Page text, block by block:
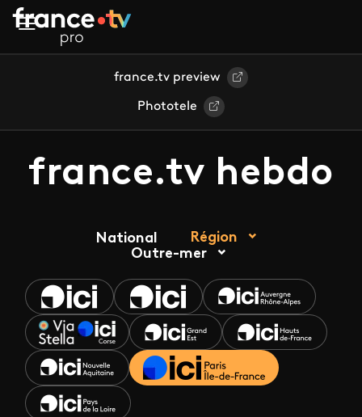
Aller au contenu principal
france.tv preview
Phototele
france.tv hebdo
National
Région
Outre-mer